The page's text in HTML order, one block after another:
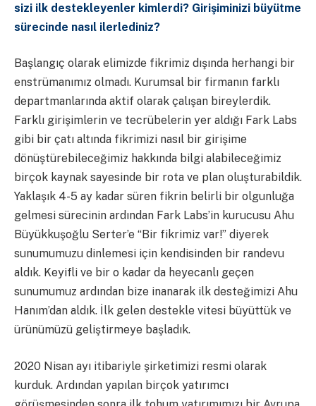
sizi ilk destekleyenler kimlerdi? Girişiminizi büyütme
sürecinde nasıl ilerlediniz?
Başlangıç olarak elimizde fikrimiz dışında herhangi bir
enstrümanımız olmadı. Kurumsal bir firmanın farklı
departmanlarında aktif olarak çalışan bireylerdik.
Farklı girişimlerin ve tecrübelerin yer aldığı Fark Labs
gibi bir çatı altında fikrimizi nasıl bir girişime
dönüştürebileceğimiz hakkında bilgi alabileceğimiz
birçok kaynak sayesinde bir rota ve plan oluşturabildik.
Yaklaşık 4-5 ay kadar süren fikrin belirli bir olgunluğa
gelmesi sürecinin ardından Fark Labs’in kurucusu Ahu
Büyükkuşoğlu Serter’e “Bir fikrimiz var!” diyerek
sunumumuzu dinlemesi için kendisinden bir randevu
aldık. Keyifli ve bir o kadar da heyecanlı geçen
sunumumuz ardından bize inanarak ilk desteğimizi Ahu
Hanım’dan aldık. İlk gelen destekle vitesi büyüttük ve
ürünümüzü geliştirmeye başladık.
2020 Nisan ayı itibariyle şirketimizi resmi olarak
kurduk. Ardından yapılan birçok yatırımcı